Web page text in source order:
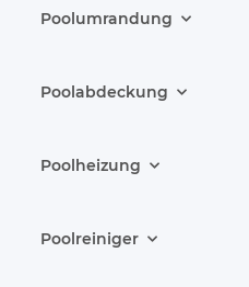
Poolumrandung
Poolabdeckung
Poolheizung
Poolreiniger